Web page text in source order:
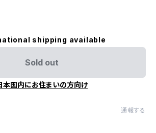
shipping available
Sold out
本国内にお住まいの方向け
通報する